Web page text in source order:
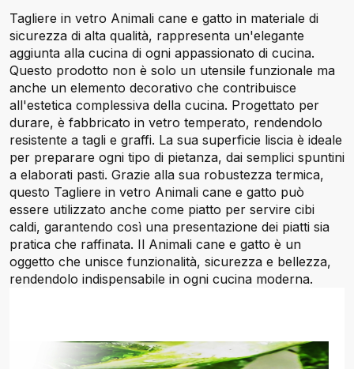
Tagliere in vetro Animali cane e gatto in materiale di
sicurezza di alta qualità, rappresenta un'elegante
aggiunta alla cucina di ogni appassionato di cucina.
Questo prodotto non è solo un utensile funzionale ma
anche un elemento decorativo che contribuisce
all'estetica complessiva della cucina. Progettato per
durare, è fabbricato in vetro temperato, rendendolo
resistente a tagli e graffi. La sua superficie liscia è ideale
per preparare ogni tipo di pietanza, dai semplici spuntini
a elaborati pasti. Grazie alla sua robustezza termica,
questo Tagliere in vetro Animali cane e gatto può
essere utilizzato anche come piatto per servire cibi
caldi, garantendo così una presentazione dei piatti sia
pratica che raffinata. Il Animali cane e gatto è un
oggetto che unisce funzionalità, sicurezza e bellezza,
rendendolo indispensabile in ogni cucina moderna.